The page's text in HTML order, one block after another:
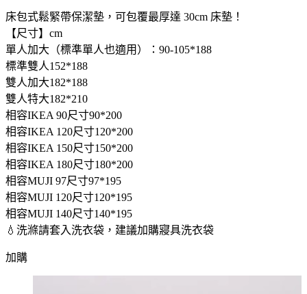
床包式鬆緊帶保潔墊，可包覆最厚達 30cm 床墊！
【尺寸】cm
單人加大（標準單人也適用）：90-105*188
標準雙人152*188
雙人加大182*188
雙人特大182*210
相容IKEA 90尺寸90*200
相容IKEA 120尺寸120*200
相容IKEA 150尺寸150*200
相容IKEA 180尺寸180*200
相容MUJI 97尺寸97*195
相容MUJI 120尺寸120*195
相容MUJI 140尺寸140*195
💧洗滌請套入洗衣袋，建議加購寢具洗衣袋
加購